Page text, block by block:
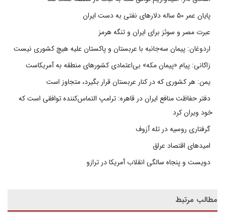
پایان عمر ۵۰ ساله دلارهای نفتی به دست ایران
عبرت مصر و سوئز برای ایران و تنگه هرمز
اردوغان: پیمان سه‌جانبه با عربستان و پاکستان علیه هیچ کشوری نیست
زاکانی: پیام «پیمان مکه» بی‌اعتمادی کشورهای منطقه به آمریکاست
یمن: هر کشوری که در کنار عربستان قرار بگیرد، متجاوز است
دفتر حفاظت منافع ایران در قاهره: ترامپ التماس‌کننده توافقی است که
خود ویران کرد
گرفتاری روسیه در تله آزوف
امیدهای اقتصاد عراق
دویست و پنجاه سالگی انقلاب آمریکا در ترازو
مطالب مرتبط